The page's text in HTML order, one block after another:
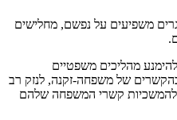
משפיעים על נפשם, מחלישים
מהליכים משפטיים
של משפחה-זקנה, לנזק רב
ולהמשכיות קשרי המשפחה שלהם